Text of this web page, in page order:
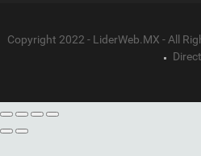
Copyright 2022 - LiderWeb.MX - All